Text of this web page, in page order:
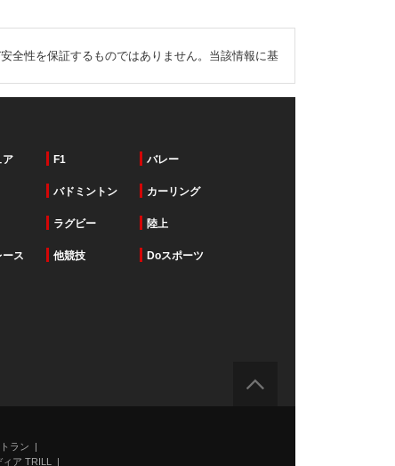
全性を保証するものではありません。当該情報に基
ア F1 バレー
バドミントン カーリング
ラグビー 陸上
ス 他競技 Doスポーツ
ラン
ア TRILL